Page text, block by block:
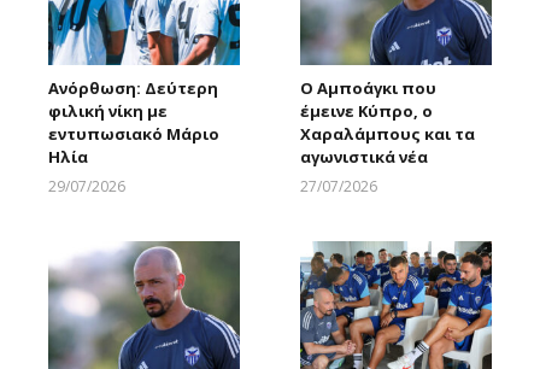
Ανόρθωση: Δεύτερη
φιλική νίκη με
εντυπωσιακό Μάριο
Ηλία
29/07/2026
Ο Αμποάγκι που
έμεινε Κύπρο, ο
Χαραλάμπους και τα
αγωνιστικά νέα
27/07/2026